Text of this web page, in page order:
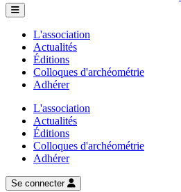
L'association
Actualités
Éditions
Colloques d'archéométrie
Adhérer
L'association
Actualités
Éditions
Colloques d'archéométrie
Adhérer
Se connecter